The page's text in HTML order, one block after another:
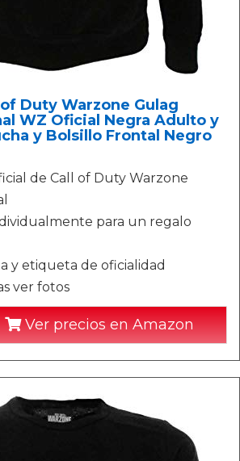
Duty Warzone Gulag
WZ Oficial Negra Adulto y
y Bolsillo Frontal Negro
de Call of Duty Warzone
para un regalo
y etiqueta de oficialidad
ver fotos
Ver precios en Amazon